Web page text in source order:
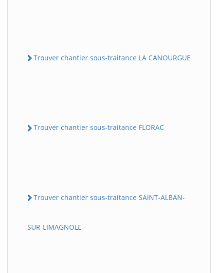
Trouver chantier sous-traitance LA CANOURGUE
Trouver chantier sous-traitance FLORAC
Trouver chantier sous-traitance SAINT-ALBAN-
SUR-LIMAGNOLE